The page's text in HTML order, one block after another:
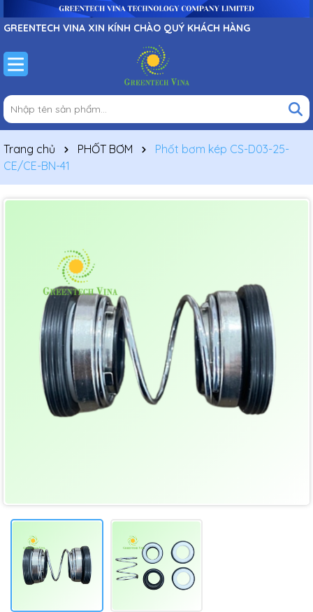
GREENTECH VINA XIN KÍNH CHÀO QUÝ KHÁCH HÀNG
Trang chủ PHỐT BƠM
Phốt bơm kép CS-D03-25-
CE/CE-BN-41